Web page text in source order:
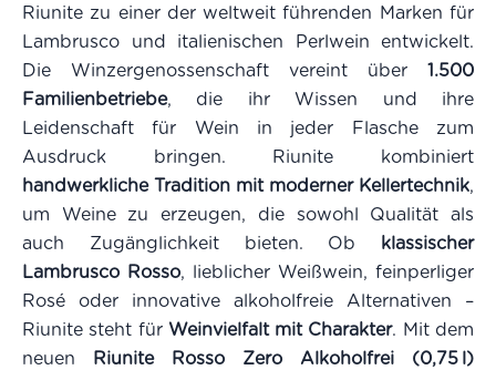
Riunite zu einer der weltweit führenden Marken für
Lambrusco und italienischen Perlwein entwickelt.
Die Winzergenossenschaft vereint über 1.500
Familienbetriebe, die ihr Wissen und ihre
Leidenschaft für Wein in jeder Flasche zum
Ausdruck bringen. Riunite kombiniert
handwerkliche Tradition mit moderner Kellertechnik,
um Weine zu erzeugen, die sowohl Qualität als
auch Zugänglichkeit bieten. Ob klassischer
Lambrusco Rosso, lieblicher Weißwein, feinperliger
Rosé oder innovative alkoholfreie Alternativen –
Riunite steht für Weinvielfalt mit Charakter. Mit dem
neuen Riunite Rosso Zero Alkoholfrei (0,75 l)